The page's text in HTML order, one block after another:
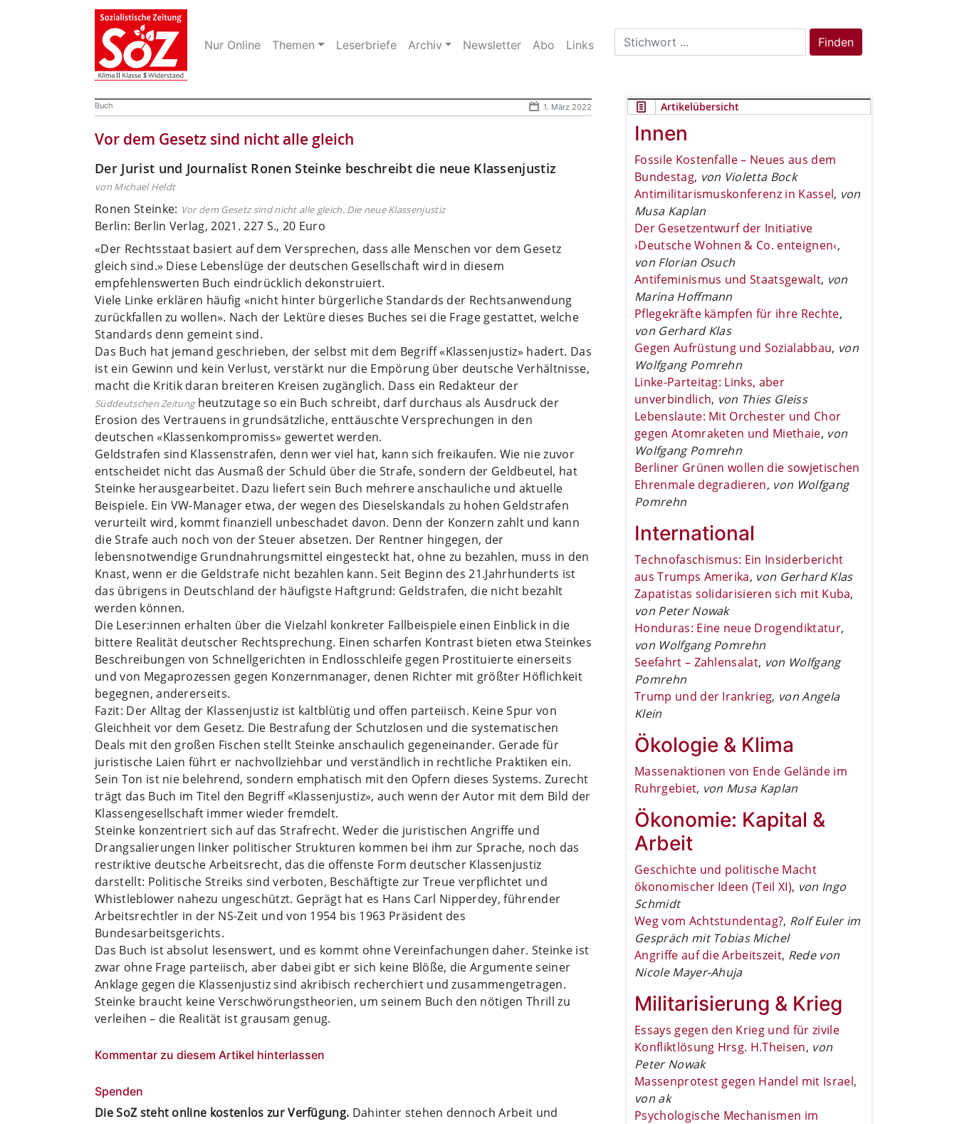
Nur Online Themen Leserbriefe Archiv Newsletter Abo Links
Search
for:
Finden
Buch 1. März 2022
Vor dem Gesetz sind nicht alle gleich
Der Jurist und Journalist Ronen Steinke beschreibt die neue Klassenjustiz
von Michael Heldt
Ronen Steinke: Vor dem Gesetz sind nicht alle gleich. Die neue Klassenjustiz
Berlin: Berlin Verlag, 2021. 227 S., 20 Euro
«Der Rechtsstaat basiert auf dem Versprechen, dass alle Menschen vor dem Gesetz
gleich sind.» Diese Lebenslüge der deutschen Gesellschaft wird in diesem
empfehlenswerten Buch eindrücklich dekonstruiert.
Viele Linke erklären häufig «nicht hinter bürgerliche Standards der Rechtsanwendung
zurückfallen zu wollen». Nach der Lektüre dieses Buches sei die Frage gestattet, welche
Standards denn gemeint sind.
Das Buch hat jemand geschrieben, der selbst mit dem Begriff «Klassenjustiz» hadert. Das
ist ein Gewinn und kein Verlust, verstärkt nur die Empörung über deutsche Verhältnisse,
macht die Kritik daran breiteren Kreisen zugänglich. Dass ein Redakteur der
Süddeutschen Zeitungheutzutage so ein Buch schreibt, darf durchaus als Ausdruck der
Erosion des Vertrauens in grundsätzliche, enttäuschte Versprechungen in den
deutschen «Klassenkompromiss» gewertet werden.
Geldstrafen sind Klassenstrafen, denn wer viel hat, kann sich freikaufen. Wie nie zuvor
entscheidet nicht das Ausmaß der Schuld über die Strafe, sondern der Geldbeutel, hat
Steinke herausgearbeitet. Dazu liefert sein Buch mehrere anschauliche und aktuelle
Beispiele. Ein VW-Manager etwa, der wegen des Dieselskandals zu hohen Geldstrafen
verurteilt wird, kommt finanziell unbeschadet davon. Denn der Konzern zahlt und kann
die Strafe auch noch von der Steuer absetzen. Der Rentner hingegen, der
lebensnotwendige Grundnahrungsmittel eingesteckt hat, ohne zu bezahlen, muss in den
Knast, wenn er die Geldstrafe nicht bezahlen kann. Seit Beginn des 21.Jahrhunderts ist
das übrigens in Deutschland der häufigste Haftgrund: Geldstrafen, die nicht bezahlt
werden können.
Die Leser:innen erhalten über die Vielzahl konkreter Fallbeispiele einen Einblick in die
bittere Realität deutscher Rechtsprechung. Einen scharfen Kontrast bieten etwa Steinkes
Beschreibungen von Schnellgerichten in Endlosschleife gegen Prostituierte einerseits
und von Megaprozessen gegen Konzernmanager, denen Richter mit größter Höflichkeit
begegnen, andererseits.
Fazit: Der Alltag der Klassenjustiz ist kaltblütig und offen parteiisch. Keine Spur von
Gleichheit vor dem Gesetz. Die Bestrafung der Schutzlosen und die systematischen
Deals mit den großen Fischen stellt Steinke anschaulich gegeneinander. Gerade für
juristische Laien führt er nachvollziehbar und verständlich in rechtliche Praktiken ein.
Sein Ton ist nie belehrend, sondern emphatisch mit den Opfern dieses Systems. Zurecht
trägt das Buch im Titel den Begriff «Klassenjustiz», auch wenn der Autor mit dem Bild der
Klassengesellschaft immer wieder fremdelt.
Steinke konzentriert sich auf das Strafrecht. Weder die juristischen Angriffe und
Drangsalierungen linker politischer Strukturen kommen bei ihm zur Sprache, noch das
restriktive deutsche Arbeitsrecht, das die offenste Form deutscher Klassenjustiz
darstellt: Politische Streiks sind verboten, Beschäftigte zur Treue verpflichtet und
Whistleblower nahezu ungeschützt. Geprägt hat es Hans Carl Nipperdey, führender
Arbeitsrechtler in der NS-Zeit und von 1954 bis 1963 Präsident des
Bundesarbeitsgerichts.
Das Buch ist absolut lesenswert, und es kommt ohne Vereinfachungen daher. Steinke ist
zwar ohne Frage parteiisch, aber dabei gibt er sich keine Blöße, die Argumente seiner
Anklage gegen die Klassenjustiz sind akribisch recherchiert und zusammengetragen.
Steinke braucht keine Verschwörungstheorien, um seinem Buch den nötigen Thrill zu
verleihen – die Realität ist grausam genug.
Kommentar zu diesem Artikel hinterlassen
Spenden
Die SoZ steht online kostenlos zur Verfügung. Dahinter stehen dennoch Arbeit und
Artikelübersicht
Innen
Fossile Kostenfalle – Neues aus dem
Bundestag, von Violetta Bock
Antimilitarismuskonferenz in Kassel, von
Musa Kaplan
Der Gesetzentwurf der Initiative
›Deutsche Wohnen & Co. enteignen‹,
von Florian Osuch
Antifeminismus und Staatsgewalt, von
Marina Hoffmann
Pflegekräfte kämpfen für ihre Rechte,
von Gerhard Klas
Gegen Aufrüstung und Sozialabbau, von
Wolfgang Pomrehn
Linke-Parteitag: Links, aber
unverbindlich, von Thies Gleiss
Lebenslaute: Mit Orchester und Chor
gegen Atomraketen und Miethaie, von
Wolfgang Pomrehn
Berliner Grünen wollen die sowjetischen
Ehrenmale degradieren, von Wolfgang
Pomrehn
International
Technofaschismus: Ein Insiderbericht
aus Trumps Amerika, von Gerhard Klas
Zapatistas solidarisieren sich mit Kuba,
von Peter Nowak
Honduras: Eine neue Drogendiktatur,
von Wolfgang Pomrehn
Seefahrt – Zahlensalat, von Wolfgang
Pomrehn
Trump und der Irankrieg, von Angela
Klein
Ökologie & Klima
Massenaktionen von Ende Gelände im
Ruhrgebiet, von Musa Kaplan
Ökonomie: Kapital &
Arbeit
Geschichte und politische Macht
ökonomischer Ideen (Teil XI), von Ingo
Schmidt
Weg vom Achtstundentag?, Rolf Euler im
Gespräch mit Tobias Michel
Angriffe auf die Arbeitszeit, Rede von
Nicole Mayer-Ahuja
Militarisierung & Krieg
Essays gegen den Krieg und für zivile
Konfliktlösung Hrsg. H.Theisen, von
Peter Nowak
Massenprotest gegen Handel mit Israel,
von ak
Psychologische Mechanismen im